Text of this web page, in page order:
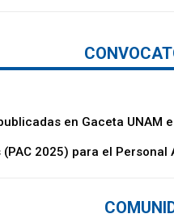
en Gaceta UNAM
2025) para el